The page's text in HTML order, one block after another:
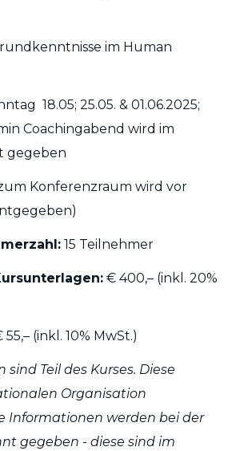
im Human
18.05; 25.05. & 01.06.2025;
Coachingabend wird im
gegeben
Konferenzraum wird vor
15 Teilnehmer
€ 400,– (inkl. 20%
55,– (inkl. 10% MwSt.)
Teil des Kurses. Diese
Organisation
Informationen werden bei der
gegeben - diese sind im